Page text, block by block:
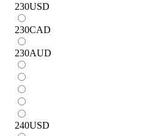
230USD
230CAD
230AUD
240USD